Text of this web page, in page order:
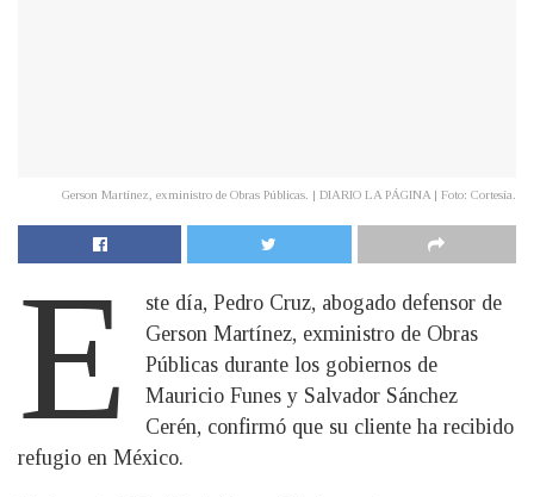
Gerson Martínez, exministro de Obras Públicas. | DIARIO LA PÁGINA | Foto: Cortesía.
E
ste día, Pedro Cruz, abogado defensor de
Gerson Martínez, exministro de Obras
Públicas durante los gobiernos de
Mauricio Funes y Salvador Sánchez
Cerén, confirmó que su cliente ha recibido
refugio en México.